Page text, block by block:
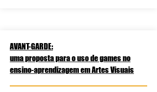
AVANT-GARDE:
uma proposta para o uso de games no
ensino-aprendizagem em Artes Visuais